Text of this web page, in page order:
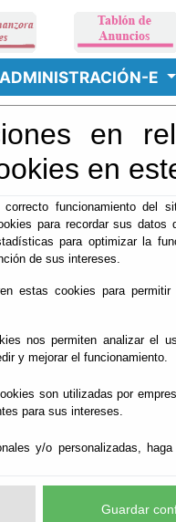
en
en
funcionamiento del
para recordar sus
para optimizar la
de sus intereses.
estas cookies para permitir
nos permiten analizar el
y mejorar el funcionamiento.
son utilizadas por
para sus intereses.
y/o personalizadas,
Guardar
ADMINISTRACIÓN-E
- Avda/ 28 de